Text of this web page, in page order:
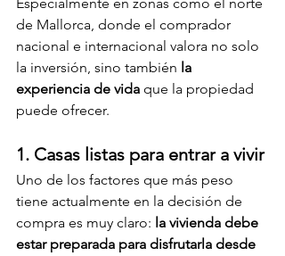
de Mallorca, donde el comprador
nacional e internacional valora no solo
la inversión, sino también la
experiencia de vida que la propiedad
puede ofrecer.
1. Casas listas para entrar a vivir
Uno de los factores que más peso
tiene actualmente en la decisión de
compra es muy claro: la vivienda debe
estar preparada para disfrutarla desde